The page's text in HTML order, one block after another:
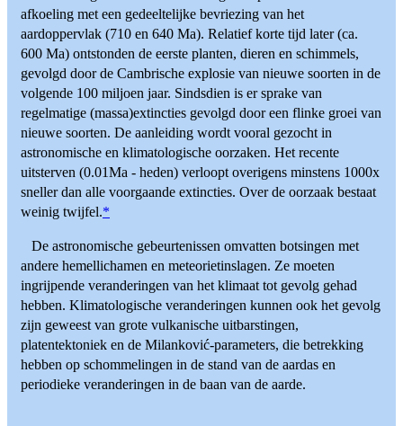
afkoeling met een gedeeltelijke bevriezing van het
aardoppervlak (710 en 640 Ma). Relatief korte tijd later (ca.
600 Ma) ontstonden de eerste planten, dieren en schimmels,
gevolgd door de Cambrische explosie van nieuwe soorten in de
volgende 100 miljoen jaar. Sindsdien is er sprake van
regelmatige (massa)extincties gevolgd door een flinke groei van
nieuwe soorten. De aanleiding wordt vooral gezocht in
astronomische en klimatologische oorzaken. Het recente
uitsterven (0.01Ma - heden) verloopt overigens minstens 1000x
sneller dan alle voorgaande extincties. Over de oorzaak bestaat
weinig twijfel.*
De astronomische gebeurtenissen omvatten botsingen met
andere hemellichamen en meteorietinslagen. Ze moeten
ingrijpende veranderingen van het klimaat tot gevolg gehad
hebben. Klimatologische veranderingen kunnen ook het gevolg
zijn geweest van grote vulkanische uitbarstingen,
platentektoniek en de Milanković-parameters, die betrekking
hebben op schommelingen in de stand van de aardas en
periodieke veranderingen in de baan van de aarde.